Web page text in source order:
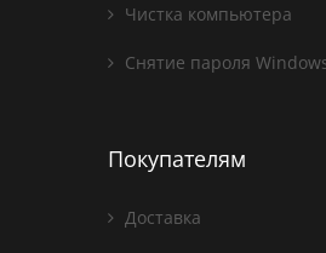
Чистка компьютера
Снятие пароля
Покупателям
Доставка